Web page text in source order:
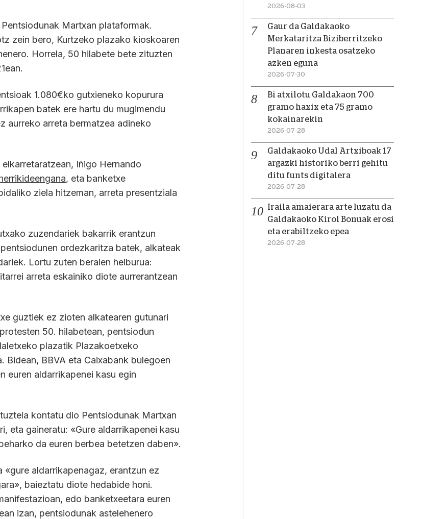
Martxan plataformak.
zein bero, Kurtzeko plazako kioskoaren
Horrela, 50 hilabete bete zituzten
1.080€ko gutxieneko kopurura
batek ere hartu du mugimendu
aurreko arreta bermatzea adineko
Iñigo Hernando
, eta banketxe
ziela hitzeman, arreta presentziala
zuzendariek bakarrik erantzun
ordezkaritza batek, alkateak
Lortu zuten beraien helburua:
arreta eskainiko diote aurrerantzean
guztiek ez zioten alkatearen gutunari
50. hilabetean, pentsiodun
plazatik Plazakoetxeko
Bidean, BBVA eta Caixabank bulegoen
euren aldarrikapenei kasu egin
kontatu dio Pentsiodunak Martxan
eta gaineratu: «Gure aldarrikapenei kasu
da euren berbea betetzen daben».
aldarrikapenagaz, erantzun ez
baieztatu diote hedabide honi.
edo banketxeetara euren
izan, pentsiodunak astelehenero
2026-08-03
Gaur da Galdakaoko
Merkataritza Biziberritzeko
Planaren inkesta osatzeko
azken eguna
2026-07-30
Bi atxilotu Galdakaon 700
gramo haxix eta 75 gramo
kokainarekin
2026-07-28
Galdakaoko Udal Artxiboak 17
argazki historiko berri gehitu
ditu funts digitalera
2026-07-28
Iraila amaierara arte luzatu da
Galdakaoko Kirol Bonuak erosi
eta erabiltzeko epea
2026-07-28